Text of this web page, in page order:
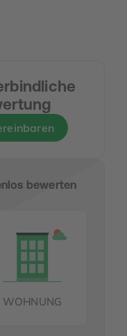
bewerten
WOHNUNG